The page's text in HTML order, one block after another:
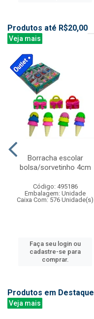
Produtos até R$20,00
Veja mais
Borracha escolar
bolsa/sorvetinho 4cm
Código: 495186
Embalagem: Unidade
Caixa Com: 576 Unidade(s)
Faça seu login ou
cadastre-se para
comprar.
Produtos em Destaque
Veja mais